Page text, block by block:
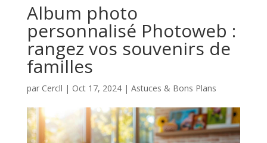
Album photo
personnalisé Photoweb :
rangez vos souvenirs de
familles
par Cercll | Oct 17, 2024| Astuces & Bons Plans